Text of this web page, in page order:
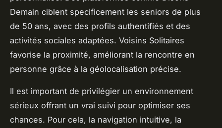
Demain ciblent specificement les seniors de plus
de 50 ans, avec des profils authentifiés et des
activités sociales adaptées. Voisins Solitaires
favorise la proximité, améliorant la rencontre en
personne grâce à la géolocalisation précise.
Il est important de privilégier un environnement
sérieux offrant un vrai suivi pour optimiser ses
chances. Pour cela, la navigation intuitive, la